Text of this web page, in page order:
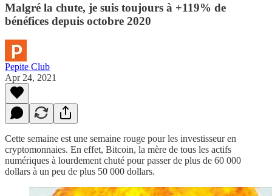
Malgré la chute, je suis toujours à +119% de
bénéfices depuis octobre 2020
Pepite Club
Apr 24, 2021
Cette semaine est une semaine rouge pour les investisseur en
cryptomonnaies. En effet, Bitcoin, la mère de tous les actifs
numériques à lourdement chuté pour passer de plus de 60 000
dollars à un peu de plus 50 000 dollars.